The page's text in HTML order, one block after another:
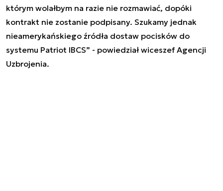
którym wolałbym na razie nie rozmawiać, dopóki
kontrakt nie zostanie podpisany. Szukamy jednak
nieamerykańskiego źródła dostaw pocisków do
systemu Patriot IBCS” - powiedział wiceszef Agencji
Uzbrojenia.